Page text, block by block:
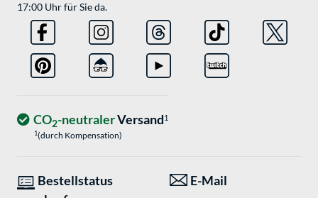
17:00 Uhr für Sie da.
CO2-neutralerVersand1
1(durch Kompensation)
Bestellstatus
E-Mail